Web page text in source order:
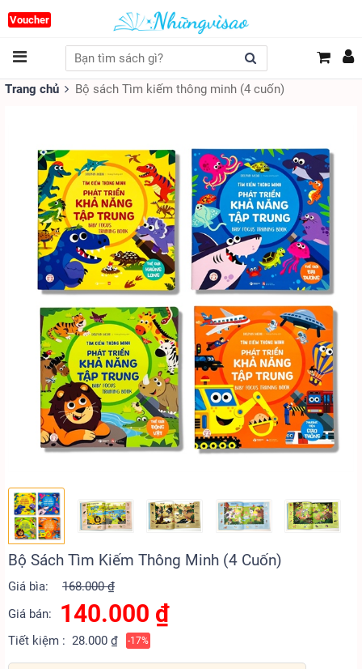
Voucher
Trang chủ Bộ sách Tìm kiếm thông minh (4 cuốn)
Bộ Sách Tìm Kiếm Thông Minh (4 Cuốn)
Giá bìa:
168.000 ₫
Giá bán:
140.000 ₫
Tiết kiệm : 28.000 ₫ -17%